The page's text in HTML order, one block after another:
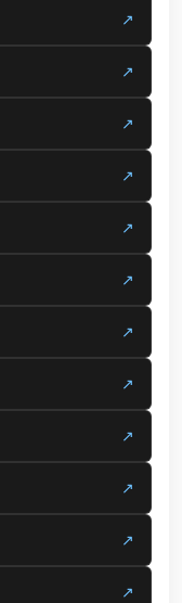
↗
↗
↗
↗
↗
↗
↗
↗
↗
↗
↗
↗